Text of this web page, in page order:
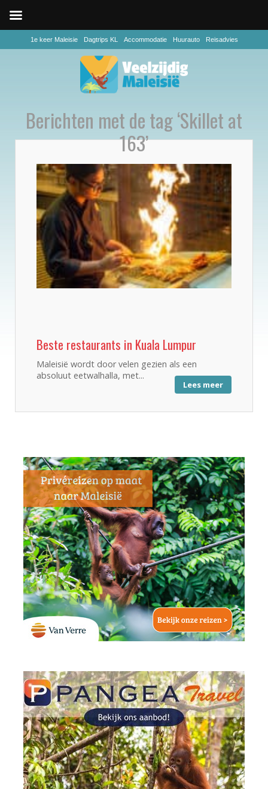
1e keer Maleisie Dagtrips KL Accommodatie Huurauto Reisadvies
Berichten met de tag ‘Skillet at
163’
Beste restaurants in Kuala Lumpur
Maleisië wordt door velen gezien als een
absoluut eetwalhalla, met...
Lees meer